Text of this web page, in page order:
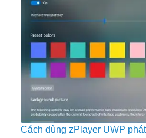
Cách dùng zPlayer UWP